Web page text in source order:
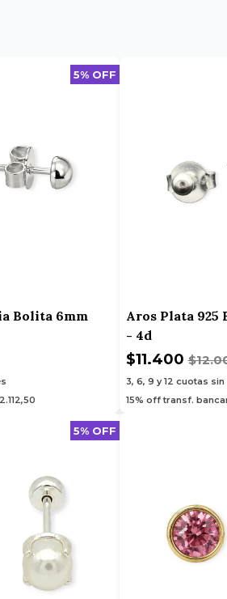
5% OFF
Bolita 6mm
Aros Plata 925
- 4d
$11.400
3, 6, 9 y 12 cuotas sin
15% off transf.
5% OFF